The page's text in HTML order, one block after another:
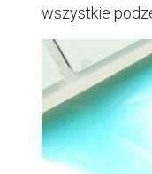
wszystkie